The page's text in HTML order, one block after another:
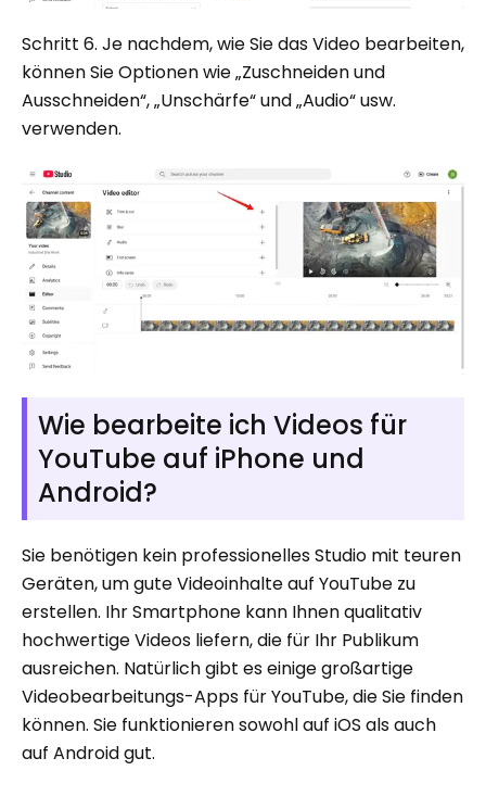
Schritt 6. Je nachdem, wie Sie das Video bearbeiten,
können Sie Optionen wie „Zuschneiden und
Ausschneiden“, „Unschärfe“ und „Audio“ usw.
verwenden.
Wie bearbeite ich Videos für
YouTube auf iPhone und
Android?
Sie benötigen kein professionelles Studio mit teuren
Geräten, um gute Videoinhalte auf YouTube zu
erstellen. Ihr Smartphone kann Ihnen qualitativ
hochwertige Videos liefern, die für Ihr Publikum
ausreichen. Natürlich gibt es einige großartige
Videobearbeitungs-Apps für YouTube, die Sie finden
können. Sie funktionieren sowohl auf iOS als auch
auf Android gut.